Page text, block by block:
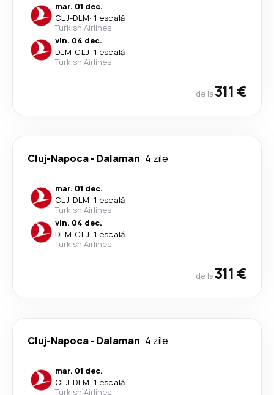
mar. 01 dec.
CLJ-DLM· 1 escală
Turkish Airlines
vin. 04 dec.
DLM-CLJ· 1 escală
Turkish Airlines
de la311 €
Cluj-Napoca- Dalaman 4 zile
mar. 01 dec.
CLJ-DLM· 1 escală
Turkish Airlines
vin. 04 dec.
DLM-CLJ· 1 escală
Turkish Airlines
de la311 €
Cluj-Napoca- Dalaman 4 zile
mar. 01 dec.
CLJ-DLM· 1 escală
Turkish Airlines